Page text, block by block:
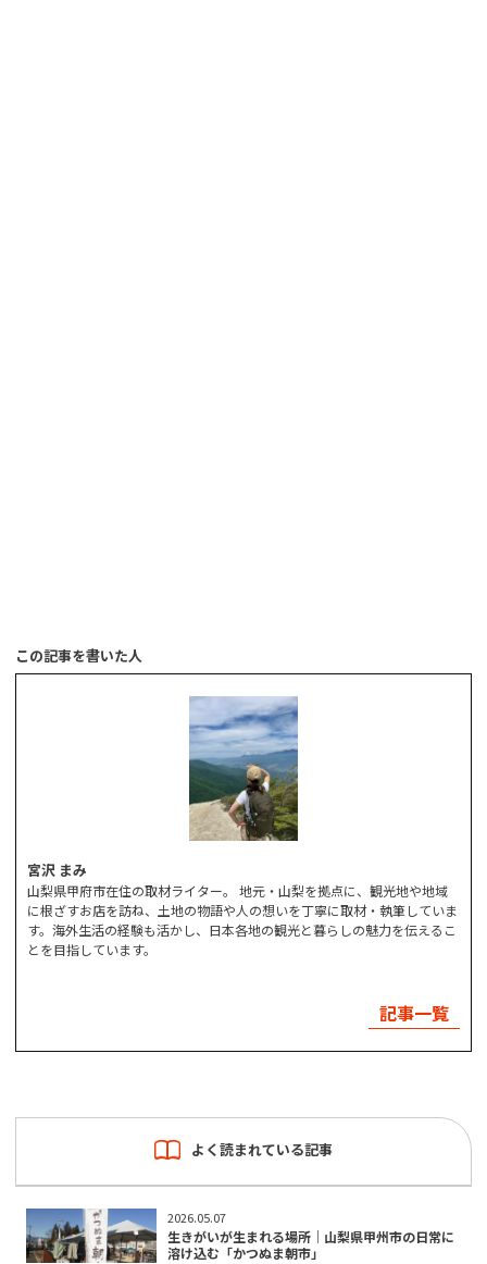
この記事を書いた人
宮沢 まみ
山梨県甲府市在住の取材ライター。 地元・山梨を拠点に、観光地や地域
に根ざすお店を訪ね、土地の物語や人の想いを丁寧に取材・執筆していま
す。海外生活の経験も活かし、日本各地の観光と暮らしの魅力を伝えるこ
とを目指しています。
記事一覧
よく読まれている記事
2026.05.07
生きがいが生まれる場所｜山梨県甲州市の日常に
溶け込む「かつぬま朝市」